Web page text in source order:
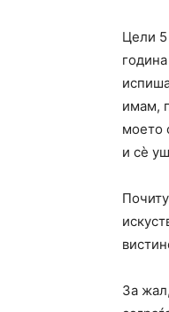
Цели 5
имам,
моето
и сѐ
За